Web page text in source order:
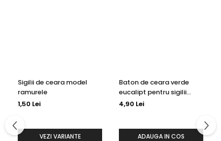
Sigilii de ceara model
ramurele
1,50 Lei
VEZI VARIANTE
Baton de ceara verde
eucalipt pentru sigilii
invitatii 11mmx13cm
4,90 Lei
ADAUGA IN COS